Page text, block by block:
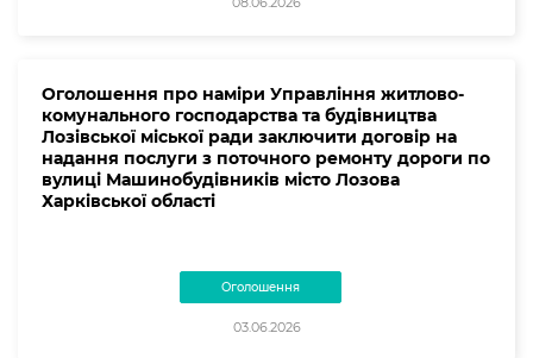
Оголошення про наміри Управління житлово-
комунального господарства та будівництва
Лозівської міської ради заключити договір на
надання послуги з поточного ремонту дороги по
вулиці Машинобудівників місто Лозова
Харківської області
Оголошення
03.06.2026